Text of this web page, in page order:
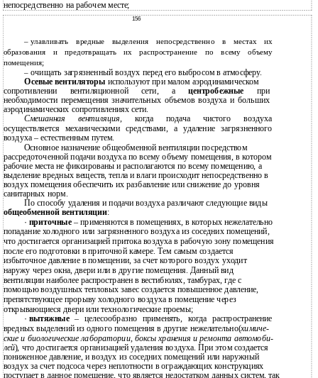
непосредственно на рабочем месте;
156
– улавливать вредные выделения непосредственно в местах их
образования и предотвращать их распространение по всему объему
помещения;
– очищать загрязненный воздух перед его выбросом в атмосферу.
Осевые вентиляторы используют при малом аэродинамическом
сопротивлении вентиляционной сети, ацентробежные при
необходимости перемещения значительных объемов воздуха и больших
аэродинамических сопротивлениях сети.
Смешанная вентиляция, когда подача чистого воздуха
осуществляется механическими средствами, а удаление загрязненного
воздуха – естественным путем.
Основное назначение общеобменной вентиляции посредством
рассредоточенной подачи воздуха по всему объему помещения, в котором
рабочие места не фиксированы и располагаются по всему помещению, а
выделение вредных веществ, тепла и влаги происходит непосредственно в
воздух помещения обеспечить их разбавление или снижение до уровня
санитарных норм.
По способу удаления и подачи воздуха различают следующие виды
общеобменной вентиляции:
· приточные – применяются в помещениях, в которых нежелательно
попадание холодного или загрязненного воздуха из соседних помещений,
что достигается организацией притока воздуха в рабочую зону помещения
после его подготовки в приточной камере. Тем самым создается
избыточное давление в помещении, за счет которого воздух уходит
наружу через окна, двери или в другие помещения. Данный вид
вентиляции наиболее распространен в вестибюлях, тамбурах, где с
помощью воздушных тепловых завес создается повышенное давление,
препятствующее прорыву холодного воздуха в помещение через
открывающиеся двери или технологические проемы;
· вытяжные– целесообразно применять, когда распространение
вредных выделений из одного помещения в другие нежелательно(химиче-
ские и биологические лаборатории, боксы хранения и ремонта автомоби-
лей), что достигается организацией удаления воздуха. При этом создается
пониженное давление, и воздух из соседних помещений или наружный
воздух за счет подсоса через неплотности в ограждающих конструкциях
поступает в данное помещение, что является недостатком данных систем, так